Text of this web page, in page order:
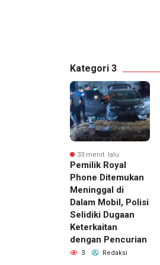
Kategori 3
33 menit lalu
Pemilik Royal
Phone Ditemukan
Meninggal di
Dalam Mobil, Polisi
Selidiki Dugaan
Keterkaitan
dengan Pencurian
3 Redaksi